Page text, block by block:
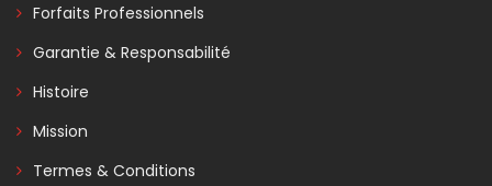
Forfaits Professionnels
Garantie & Responsabilité
Histoire
Mission
Termes & Conditions